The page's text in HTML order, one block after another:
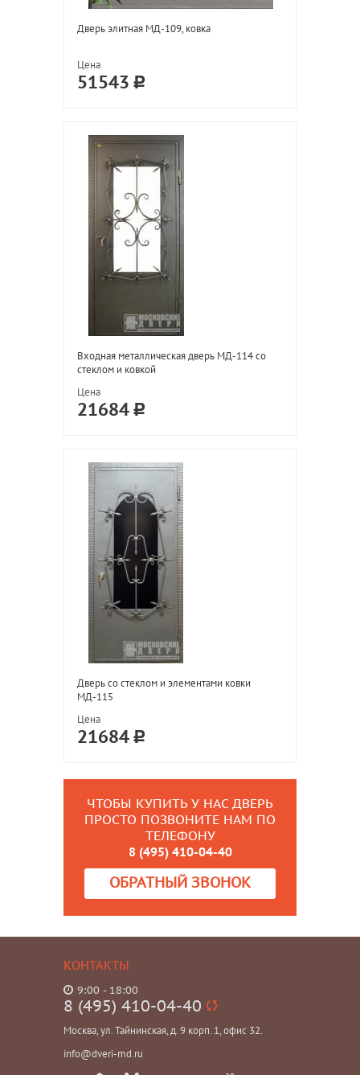
Дверь элитная МД-109, ковка
Цена
51543
Входная металлическая дверь МД-114 со
стеклом и ковкой
Цена
21684
Дверь со стеклом и элементами ковки
МД-115
Цена
21684
ЧТОБЫ КУПИТЬ У НАС ДВЕРЬ
ПРОСТО ПОЗВОНИТЕ НАМ ПО
ТЕЛЕФОНУ
8 (495) 410-04-40
ОБРАТНЫЙ ЗВОНОК
КОНТАКТЫ
9:00 - 18:00
8 (495) 410-04-40
Москва, ул. Тайнинская, д. 9 корп. 1, офис 32.
info@dveri-md.ru